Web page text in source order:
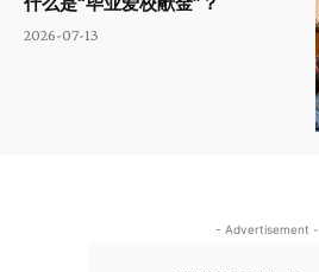
2026-07-13
- Advertisement -